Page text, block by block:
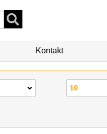
Kontakt
10